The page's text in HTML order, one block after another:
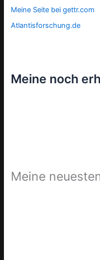
Meine Seite bei gettr.com
Atlantisforschung.de
Meine noch
Meine